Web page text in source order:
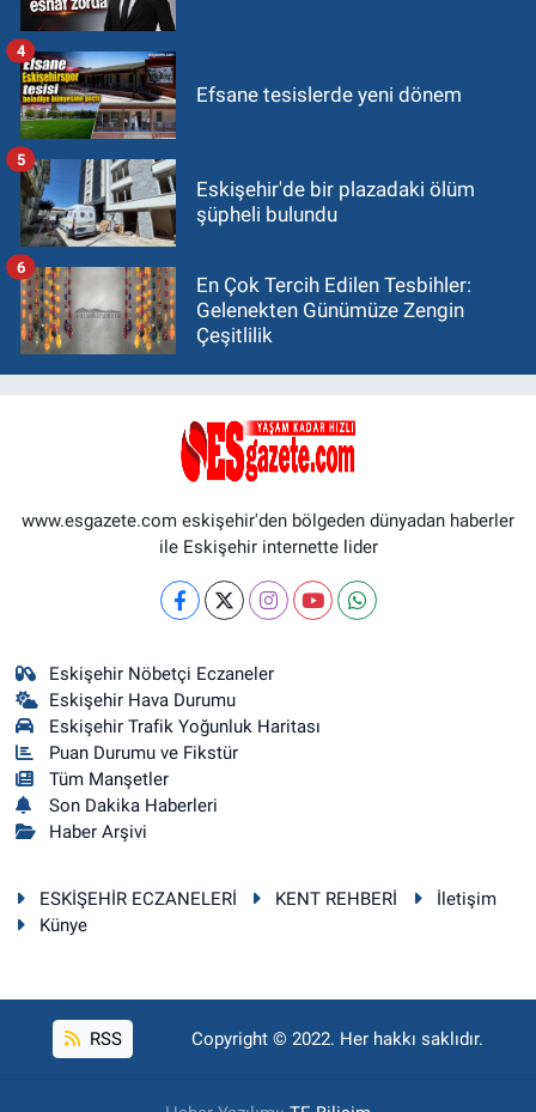
Efsane tesislerde yeni dönem
4
Eskişehir'de bir plazadaki ölüm
şüpheli bulundu
5
En Çok Tercih Edilen Tesbihler:
Gelenekten Günümüze Zengin
Çeşitlilik
6
www.esgazete.com eskişehir'den bölgeden dünyadan haberler
ile Eskişehir internette lider
Eskişehir Nöbetçi Eczaneler
Eskişehir Hava Durumu
Eskişehir Trafik Yoğunluk Haritası
Puan Durumu ve Fikstür
Tüm Manşetler
Son Dakika Haberleri
Haber Arşivi
ESKİŞEHİR ECZANELERİ KENT REHBERİ
İletişim
Künye
RSS Copyright © 2022. Her hakkı saklıdır.